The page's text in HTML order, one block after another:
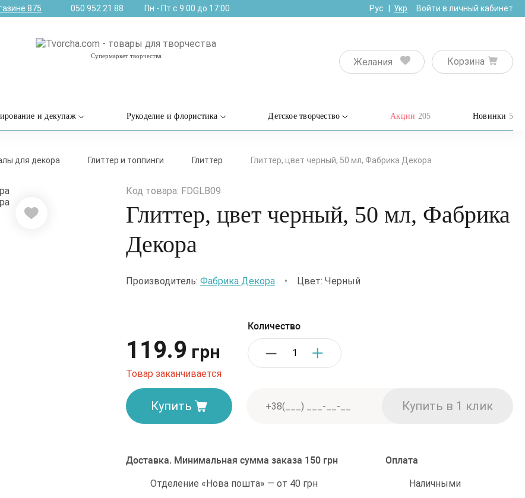
875 050 952 21 88 Пн - Пт с 9:00 до 17:00 Рус Укр Войти в личный кабинет
Супермаркет творчества
Желания Корзина
и декупаж Рукоделие и флористика Детское творчество Акции 205 Новинки 5
для декора Глиттер и топпинги Глиттер Глиттер, цвет черный, 50 мл, Фабрика Декора
Код товара: FDGLB09
Глиттер, цвет черный, 50 мл, Фабрика
Декора
Производитель: Фабрика Декора • Цвет: Черный
119.9 грн
Количество
Товар заканчивается
Купить
Доставка. Минимальная сумма заказа 150 грн
Отделение «Нова пошта» — от 40 грн
Оплата
Наличными